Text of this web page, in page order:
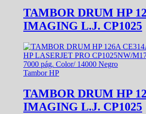
TAMBOR DRUM HP
IMAGING L.J. CP1025
Tambor HP
TAMBOR DRUM HP
IMAGING L.J. CP1025